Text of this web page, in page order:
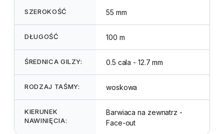
SZEROKOŚĆ 55 mm
DŁUGOŚĆ 100 m
ŚREDNICA GILZY: 0.5 cala - 12.7 mm
RODZAJ TAŚMY: woskowa
KIERUNEK
NAWINIĘCIA:
Barwiaca na zewnatrz -
Face-out